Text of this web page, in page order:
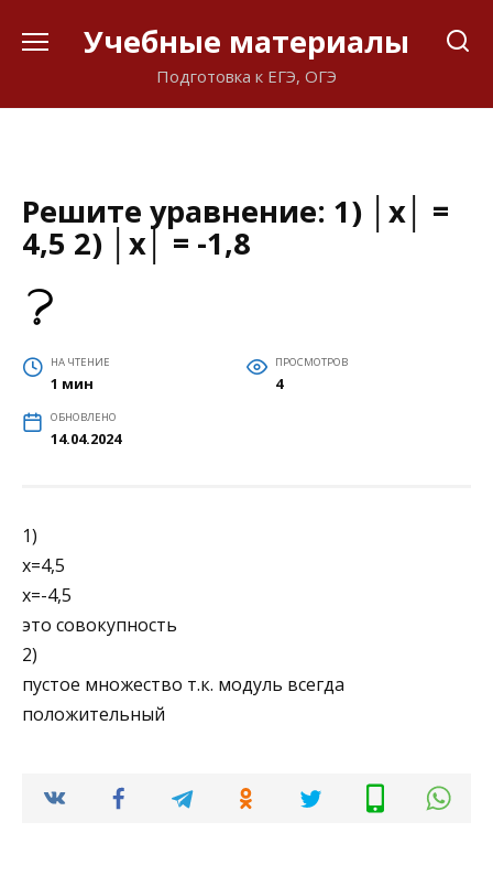
Учебные материалы
Подготовка к ЕГЭ, ОГЭ
Решите уравнение: 1) │x│ =
4,5 2) │x│ = -1,8
НА ЧТЕНИЕ
1 мин
ПРОСМОТРОВ
4
ОБНОВЛЕНО
14.04.2024
1)
x=4,5
x=-4,5
это совокупность
2)
пустое множество т.к. модуль всегда
положительный